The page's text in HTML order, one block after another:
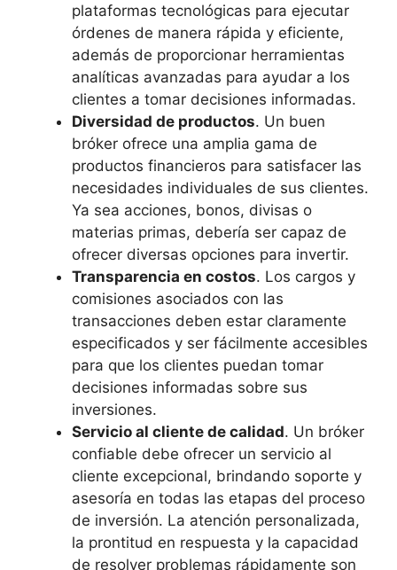
plataformas tecnológicas para ejecutar
órdenes de manera rápida y eficiente,
además de proporcionar herramientas
analíticas avanzadas para ayudar a los
clientes a tomar decisiones informadas.
Diversidad de productos. Un buen
bróker ofrece una amplia gama de
productos financieros para satisfacer las
necesidades individuales de sus clientes.
Ya sea acciones, bonos, divisas o
materias primas, debería ser capaz de
ofrecer diversas opciones para invertir.
Transparencia en costos. Los cargos y
comisiones asociados con las
transacciones deben estar claramente
especificados y ser fácilmente accesibles
para que los clientes puedan tomar
decisiones informadas sobre sus
inversiones.
Servicio al cliente de calidad. Un bróker
confiable debe ofrecer un servicio al
cliente excepcional, brindando soporte y
asesoría en todas las etapas del proceso
de inversión. La atención personalizada,
la prontitud en respuesta y la capacidad
de resolver problemas rápidamente son